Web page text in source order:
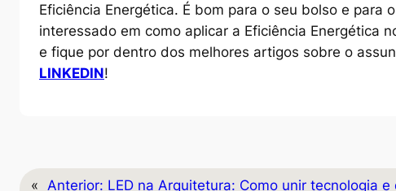
Eficiência Energética. É bom para o seu bolso e para
interessado em como aplicar a Eficiência Energética
e fique por dentro dos melhores artigos sobre o
LINKEDIN!
« Anterior: LED na Arquitetura: Como unir tecnologia